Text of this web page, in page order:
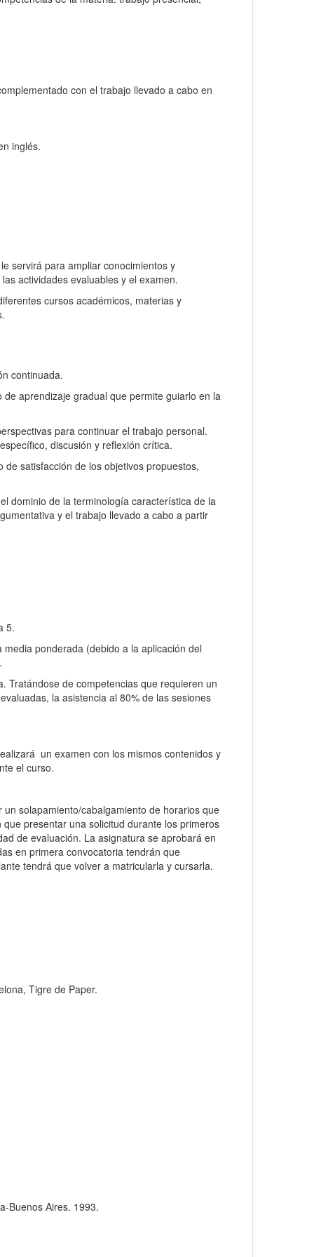
con el trabajo llevado a cabo en
inglés.
servirá para ampliar conocimientos y
actividades evaluables y el examen.
cursos académicos, materias y
continuada.
aprendizaje gradual que permite guiarlo en la
para continuar el trabajo personal.
discusión y reflexión crítica.
satisfacción de los objetivos propuestos,
dominio de la terminología característica de la
y el trabajo llevado a cabo a partir
5.
ponderada (debido a la aplicación del
Tratándose de competencias que requieren un
la asistencia al 80% de las sesiones
un examen con los mismos contenidos y
el curso.
solapamiento/cabalgamiento de horarios que
presentar una solicitud durante los primeros
de evaluación. La asignatura se aprobará en
en primera convocatoria tendrán que
tendrá que volver a matricularla y cursarla.
Tigre de Paper.
Buenos Aires. 1993.